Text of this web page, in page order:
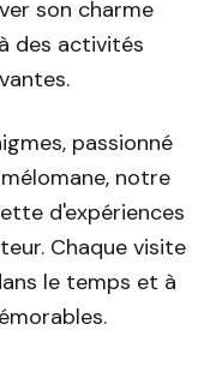
son charme
des activités
passionné
notre
d'expériences
Chaque visite
le temps et à